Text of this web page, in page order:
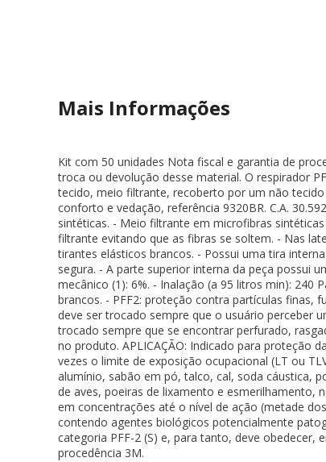
Mais Informações
Kit com 50 unidades Nota fiscal e garantia de
troca ou devolução desse material. O respirador
tecido, meio filtrante, recoberto por um não
conforto e vedação, referência 9320BR. C.A.
sintéticas. - Meio filtrante em microfibras
filtrante evitando que as fibras se soltem. - Nas
tirantes elásticos brancos. - Possui uma tira
segura. - A parte superior interna da peça possui
mecânico (1): 6%. - Inalação (a 95 litros min): 240
brancos. - PFF2: proteção contra partículas finas,
deve ser trocado sempre que o usuário perceber
trocado sempre que se encontrar perfurado,
no produto. APLICAÇÃO: Indicado para proteção
vezes o limite de exposição ocupacional (LT ou
alumínio, sabão em pó, talco, cal, soda cáustica,
de aves, poeiras de lixamento e esmerilhamento,
em concentrações até o nível de ação (metade
contendo agentes biológicos potencialmente
categoria PFF-2 (S) e, para tanto, deve
procedência 3M.